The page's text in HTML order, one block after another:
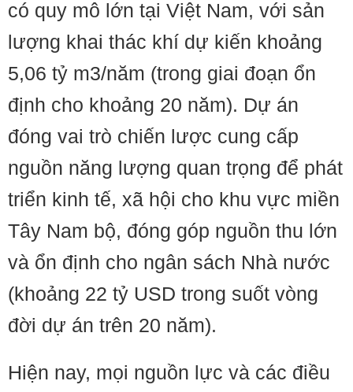
có quy mô lớn tại Việt Nam, với sản
lượng khai thác khí dự kiến khoảng
5,06 tỷ m3/năm (trong giai đoạn ổn
định cho khoảng 20 năm). Dự án
đóng vai trò chiến lược cung cấp
nguồn năng lượng quan trọng để phát
triển kinh tế, xã hội cho khu vực miền
Tây Nam bộ, đóng góp nguồn thu lớn
và ổn định cho ngân sách Nhà nước
(khoảng 22 tỷ USD trong suốt vòng
đời dự án trên 20 năm).
Hiện nay, mọi nguồn lực và các điều